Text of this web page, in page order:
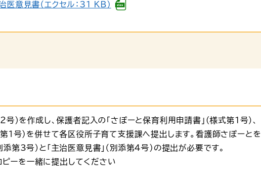
意見書（エクセル：31 KB）
号）を作成し、保護者記入の「さぽーと保育利用申請書」（様式第１号）、
第1号）を併せて各区役所子育て支援課へ提出します。看護師さぽーとを
第3号）と「主治医意見書」（別添第4号）の提出が必要です。
ーを一緒に提出してください